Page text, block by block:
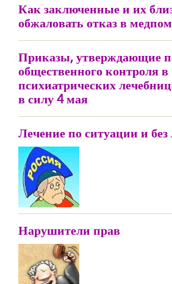
Как заключенные и их
обжаловать отказ в
Приказы, утверждающие
общественного контроля в
психиатрических
в силу 4 мая
Лечение по ситуации и без
Нарушители прав